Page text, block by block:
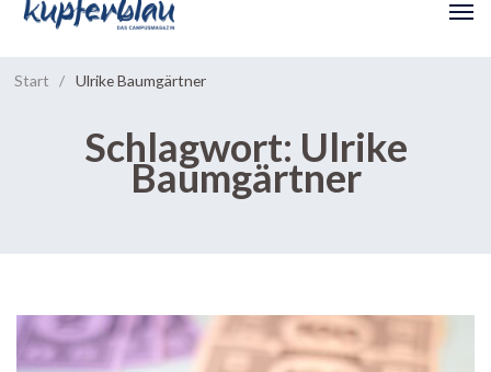
Start / Ulrike Baumgärtner
Schlagwort: Ulrike
Baumgärtner